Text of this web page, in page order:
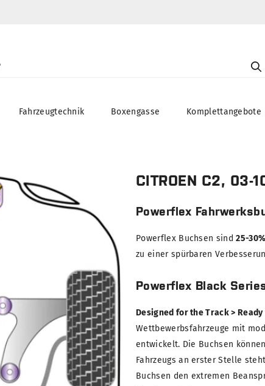
Fahrzeugtechnik Boxengasse Komplettangebote
CITROEN C2, 03-
Powerflex
Powerflex Buchsen sind25-
zu einer spürbaren
Powerflex Black
Designed for the Track > Ready
Wettbewerbsfahrzeuge mit
entwickelt. Die Buchsen
Fahrzeugs an erster Stelle
Buchsen den extremen